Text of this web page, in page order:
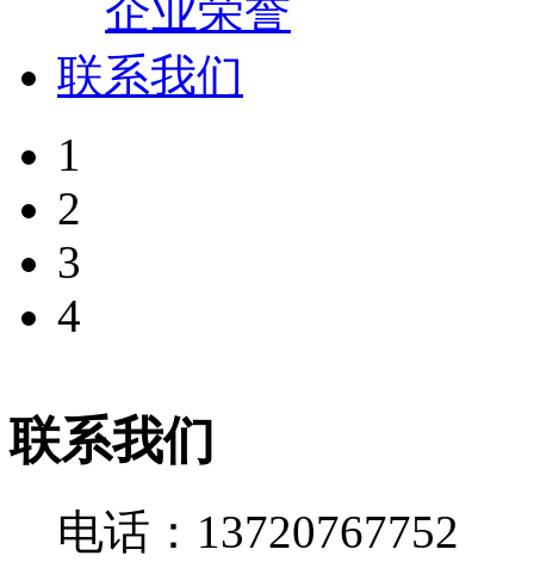
企业荣誉
联系我们
1
2
3
4
联系我们
电话：13720767752